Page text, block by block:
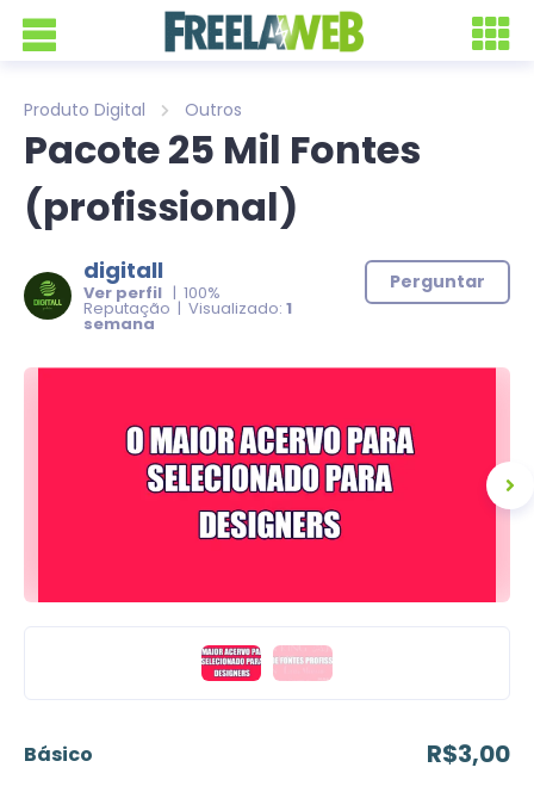
Produto Digital Outros
Pacote 25 Mil Fontes
(profissional)
digitall
Ver perfil | 100%
Reputação | Visualizado: 1
semana
Perguntar
básico R$3,00